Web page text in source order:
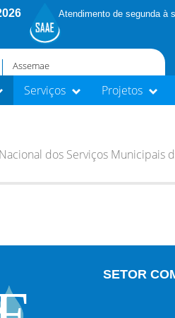
Atendimento de segunda à
Assemae
Serviços Projetos
dos Serviços Municipais
SETOR